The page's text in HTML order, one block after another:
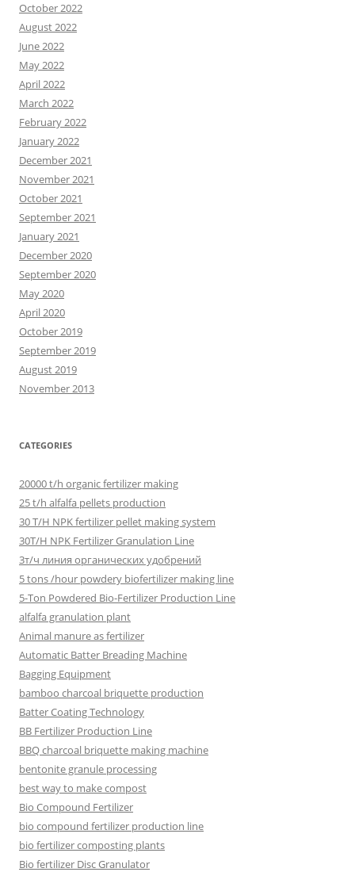
October 2022
August 2022
June 2022
May 2022
April 2022
March 2022
February 2022
January 2022
December 2021
November 2021
October 2021
September 2021
January 2021
December 2020
September 2020
May 2020
April 2020
October 2019
September 2019
August 2019
November 2013
CATEGORIES
20000 t/h organic fertilizer making
25 t/h alfalfa pellets production
30 T/H NPK fertilizer pellet making system
30T/H NPK Fertilizer Granulation Line
3т/ч линия органических удобрений
5 tons /hour powdery biofertilizer making line
5-Ton Powdered Bio-Fertilizer Production Line
alfalfa granulation plant
Animal manure as fertilizer
Automatic Batter Breading Machine
Bagging Equipment
bamboo charcoal briquette production
Batter Coating Technology
BB Fertilizer Production Line
BBQ charcoal briquette making machine
bentonite granule processing
best way to make compost
Bio Compound Fertilizer
bio compound fertilizer production line
bio fertilizer composting plants
Bio fertilizer Disc Granulator